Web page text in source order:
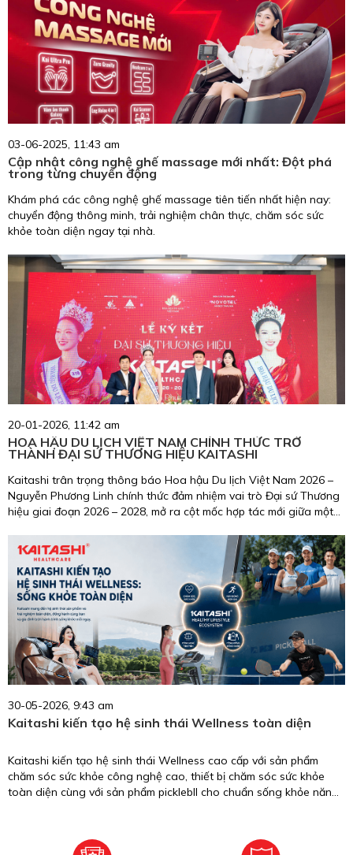
03-06-2025, 11:43 am
Cập nhật công nghệ ghế massage mới nhất: Đột phá
trong từng chuyển động
Khám phá các công nghệ ghế massage tiên tiến nhất hiện nay:
chuyển động thông minh, trải nghiệm chân thực, chăm sóc sức
khỏe toàn diện ngay tại nhà.
20-01-2026, 11:42 am
HOA HẬU DU LỊCH VIỆT NAM CHÍNH THỨC TRỞ
THÀNH ĐẠI SỨ THƯƠNG HIỆU KAITASHI
Kaitashi trân trọng thông báo Hoa hậu Du lịch Việt Nam 2026 –
Nguyễn Phương Linh chính thức đảm nhiệm vai trò Đại sứ Thương
hiệu giai đoạn 2026 – 2028, mở ra cột mốc hợp tác mới giữa một
thương hiệu chăm sóc sức khỏe uy tín tại Việt Nam.
30-05-2026, 9:43 am
Kaitashi kiến tạo hệ sinh thái Wellness toàn diện
Kaitashi kiến tạo hệ sinh thái Wellness cao cấp với sản phẩm
chăm sóc sức khỏe công nghệ cao, thiết bị chăm sóc sức khỏe
toàn diện cùng với sản phẩm picklebll cho chuẩn sống khỏe năng